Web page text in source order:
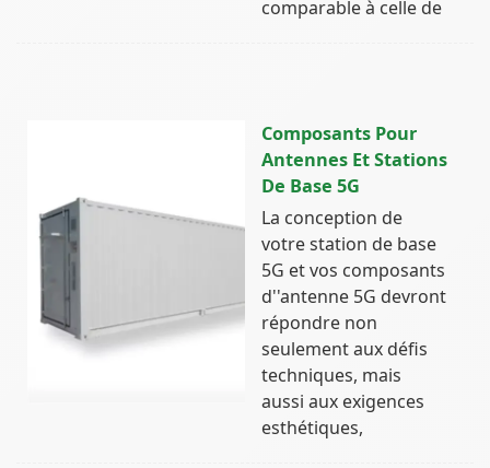
comparable à celle de
Composants Pour
Antennes Et Stations
De Base 5G
La conception de
votre station de base
5G et vos composants
d''antenne 5G devront
répondre non
seulement aux défis
techniques, mais
aussi aux exigences
esthétiques,